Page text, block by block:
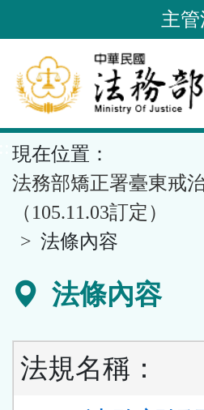
到
要
內
容
區
塊
主
現在位置：
法務部矯正署臺東戒
（105.11.03訂定）
法條內容
法條內容
法規名稱：